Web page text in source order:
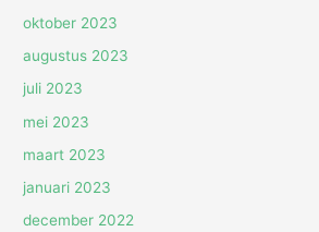
oktober 2023
augustus 2023
juli 2023
mei 2023
maart 2023
januari 2023
december 2022